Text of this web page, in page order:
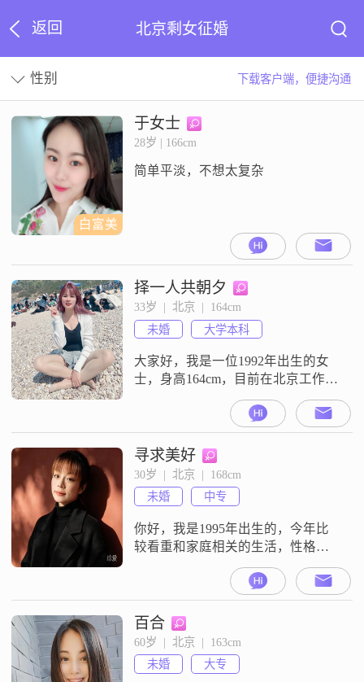
返回 北京剩女征婚
性别 下载客户端，便捷沟通
白富美
于女士
28岁 | 166cm
简单平淡，不想太复杂
择一人共朝夕
33岁  |  北京  |  164cm
未婚
大学本科
大家好，我是一位1992年出生的女
士，身高164cm，目前在北京工作，
月收入在8001到12000元之间。我拥
有大学本科学历，性格上我比较独
立自信，同时也随和易相处。我认
为在一段关系中，互相尊重和支持
是非常重要的，这样我们才能共同
进步，一起成长。生活中的我比较
乐观积极，面对困难时总能保持坚
韧的态度。我也很重视家庭观念，
寻求美好
30岁  |  北京  |  168cm
未婚
中专
你好，我是1995年出生的，今年比
较看重和家庭相关的生活，性格上
算是独立自信，平时也乐观积极，
和人相处起来随和，别人都说我挺
好沟通的。我身高168cm，现在在临
沂这边工作，每个月的收入在5001
到8000元之间，学历是中专。我自
认是个真诚可靠的人，平时也享受
当下的生活状态，不想给自己太大
百合
60岁  |  北京  |  163cm
未婚
大专